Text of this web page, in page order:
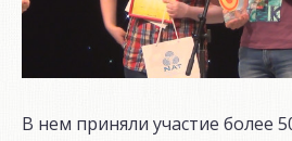
В нем приняли участие более